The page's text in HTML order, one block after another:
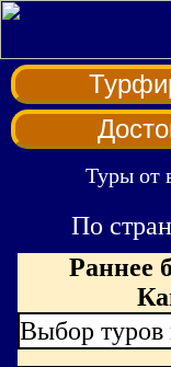
Туры от
По
Раннее
Выбор туров